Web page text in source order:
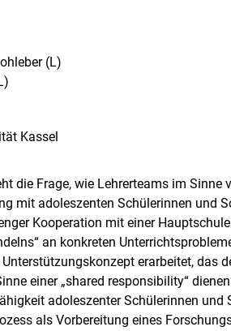
(L)
Kassel
die Frage, wie Lehrerteams im Sinne
mit adoleszenten Schülerinnen und
Kooperation mit einer
an konkreten
erarbeitet, das
einer „shared responsibility“
adoleszenter Schülerinnen und
als Vorbereitung eines